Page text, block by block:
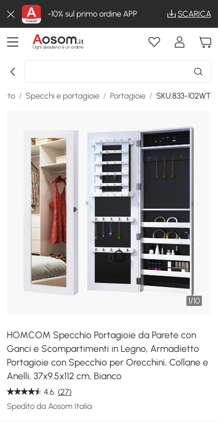
-10% sul primo ordine APP SCARICA
/ Specchi e portagioie / Portagioie / SKU:833-102WT
1/10
HOMCOM Specchio Portagioie da Parete con
Ganci e Scompartimenti in Legno, Armadietto
Portagioie con Specchio per Orecchini, Collane e
Anelli, 37x9.5x112 cm, Bianco
4.6 (27)
Spedito da Aosom Italia